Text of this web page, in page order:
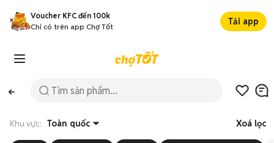
Voucher KFC đến 100k
Chỉ có trên app Chợ Tốt
Tải app
Khu vực: Toàn quốc Xoá lọc